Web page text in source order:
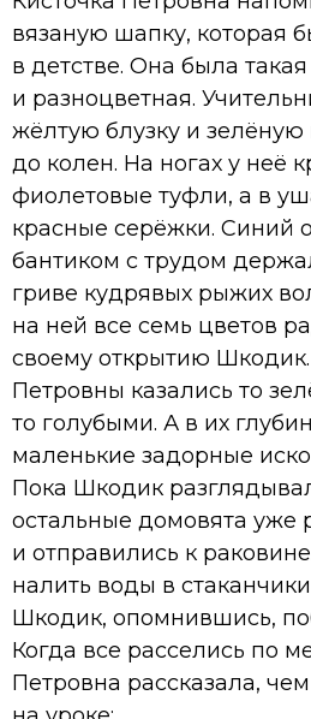
вязаную шапку, которая
в детстве. Она была
и разноцветная.
жёлтую блузку и
до колен. На ногах у неё
фиолетовые туфли, а в
красные серёжки. Синий
бантиком с трудом
гриве кудрявых рыжих
на ней все семь цветов
своему открытию Шкодик.
Петровны казались то
то голубыми. А в их
маленькие задорные
Пока Шкодик
остальные домовята уже
и отправились к
налить воды в
Шкодик, опомнившись,
Когда все расселись по
Петровна рассказала,